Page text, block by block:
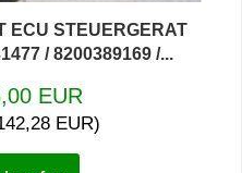
ECU STEUERGERAT
/ 8200389169 /...
EUR
EUR)